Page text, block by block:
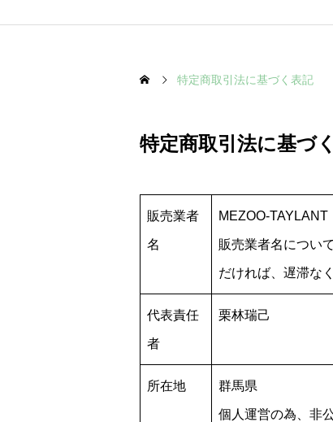
特定商取引法に基づく表記
特定商取引法に基づ
販売業者
名
MEZOO-TAYLANT
販売業者名につい
だければ、遅滞な
代表責任
者
栗林瑞己
所在地 群馬県
個人運営の為、非